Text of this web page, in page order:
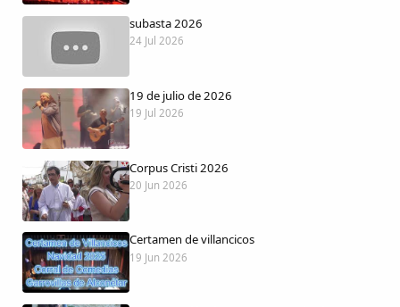
La palra
Modo oscuro
subasta 2026
24 Jul 2026
19 de julio de 2026
19 Jul 2026
Corpus Cristi 2026
20 Jun 2026
Certamen de villancicos
19 Jun 2026